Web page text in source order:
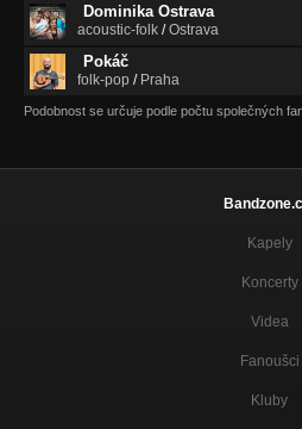
Dominika Ostrava
acoustic-folk /Ostrava
Pokáč
folk-pop / Praha
Podobnost se určuje podle počtu společných
Kapely
Koncerty
Videa
Fanoušci
Kluby